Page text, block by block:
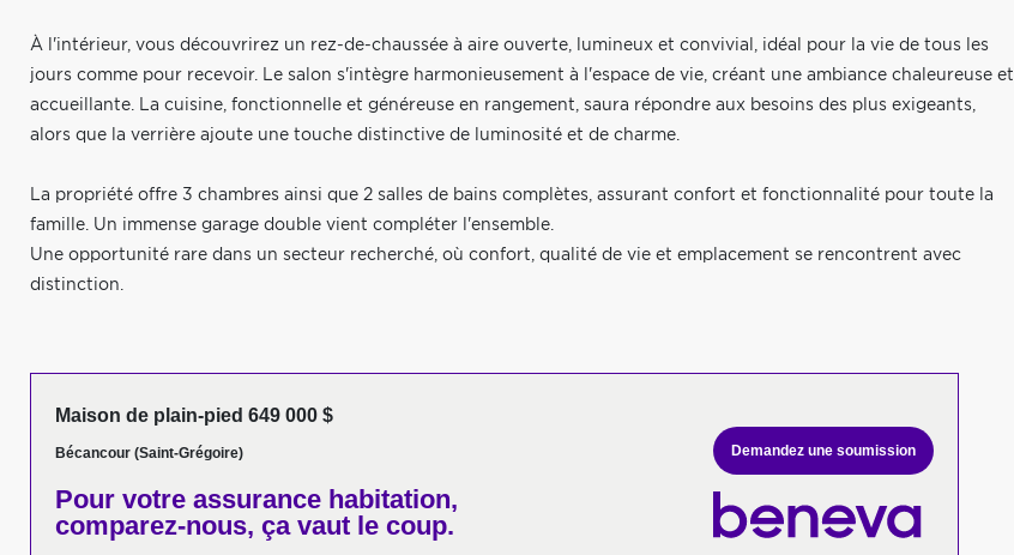
À l'intérieur, vous découvrirez un rez-de-chaussée à aire ouverte, lumineux et convivial, idéal pour la vie de tous les
jours comme pour recevoir. Le salon s'intègre harmonieusement à l'espace de vie, créant une ambiance chaleureuse et
accueillante. La cuisine, fonctionnelle et généreuse en rangement, saura répondre aux besoins des plus exigeants,
alors que la verrière ajoute une touche distinctive de luminosité et de charme.
La propriété offre 3 chambres ainsi que 2 salles de bains complètes, assurant confort et fonctionnalité pour toute la
famille. Un immense garage double vient compléter l'ensemble.
Une opportunité rare dans un secteur recherché, où confort, qualité de vie et emplacement se rencontrent avec
distinction.
Maison de plain-pied 649 000 $
Bécancour (Saint-Grégoire)
Pour votre assurance habitation,
comparez-nous, ça vaut le coup.
Demandez une soumission